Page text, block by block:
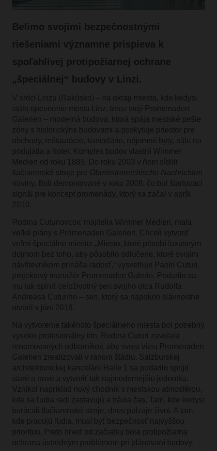
Belimo svojimi bezpečnostnými
riešeniami významne prispieva k
spoľahlivej protipožiarnej ochrane
„špeciálnej“ budovy v Linzi.
V srdci Linzu (Rakúsko) – na okraji miesta, kde kedysi
stálo opevnenie mesta Linz, teraz stojí Promenaden
Galerien – moderná budova, ktorá spája mestské pešie
zóny s historickými budovami a poskytuje priestor pre
obchody, reštaurácie, kancelárie, nájomné byty, sálu na
podujatia a hotel. Komplex budov vlastní Wimmer
Medien od roku 1885. Do roku 2003 v ňom sídlili
tlačiarenské stroje pre Oberösterreichische Nachrichten
noviny. Boli demontované v roku 2008, čo bol štartovací
signál pre koncept promenády, ktorý sa začal v apríli
2010.
Rodina Cuturiovcov, majitelia Wimmer Medien, mala
veľké plány s Promenaden Galerien. Chceli vytvoriť
veľmi špeciálne miesto: „Miesto, ktoré pôsobí luxusným
dojmom bez toho, aby pôsobilo odlúčene, ktoré svojim
návštevníkom prináša radosť,“ vysvetľuje Paolo Cuturi,
projektový manažér Promenaden Galerie. Podarilo sa
mu tak splniť celoživotný sen svojho otca Rudolfa
Andreasa Cuturiho – sen, ktorý sa napokon slávnostne
otvoril v júni 2018.
Na vytvorenie takéhoto špeciálneho miesta bol potrebný
vysoko profesionálny tím. Rodina Cuturi zavolala
renomovaných odborníkov, aby svoju víziu Promenaden
Galerien zrealizovali v ranom štádiu. Salzburskej
architektonickej kancelárii Halle 1 sa podarilo spojiť
staré a nové a vytvoriť tak najmodernejšiu jednotku.
Vznikol napríklad nový chodník s mestskou atmosférou,
kde sa ľudia radi zastavujú a trávia čas. Tam, kde kedysi
burácali tlačiarenské stroje, dnes pulzuje život. A tam,
kde pracujú ľudia, musí byť bezpečnosť najvyššou
prioritou. Preto hneď od začiatku bola protipožiarna
ochrana ústredným problémom pri plánovaní budovy.